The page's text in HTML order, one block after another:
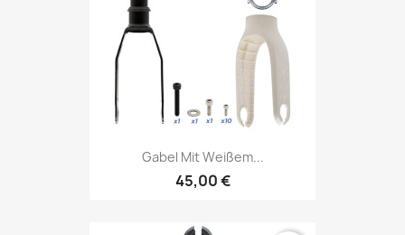
Gabel Mit Weißem...
45,00 €